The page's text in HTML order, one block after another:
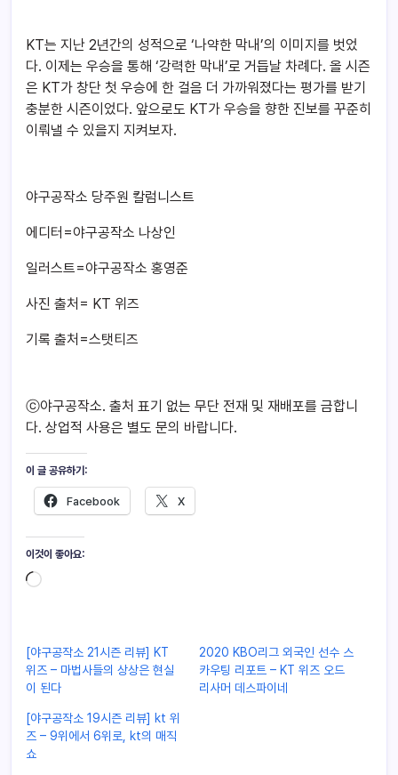
KT는 지난 2년간의 성적으로 ‘나약한 막내’의 이미지를 벗었
다. 이제는 우승을 통해 ‘강력한 막내’로 거듭날 차례다. 올 시즌
은 KT가 창단 첫 우승에 한 걸음 더 가까워졌다는 평가를 받기
충분한 시즌이었다. 앞으로도 KT가 우승을 향한 진보를 꾸준히
이뤄낼 수 있을지 지켜보자.
야구공작소 당주원 칼럼니스트
에디터=야구공작소 나상인
일러스트=야구공작소 홍영준
사진 출처= KT 위즈
기록 출처=스탯티즈
ⓒ야구공작소. 출처 표기 없는 무단 전재 및 재배포를 금합니
다. 상업적 사용은 별도 문의 바랍니다.
이 글 공유하기:
Facebook X
이것이 좋아요:
[야구공작소 21시즌 리뷰] KT
위즈 – 마법사들의 상상은 현실
이 된다
2020 KBO리그 외국인 선수 스
카우팅 리포트 – KT 위즈 오드
리사머 데스파이네
[야구공작소 19시즌 리뷰] kt 위
즈 – 9위에서 6위로, kt의 매직
쇼